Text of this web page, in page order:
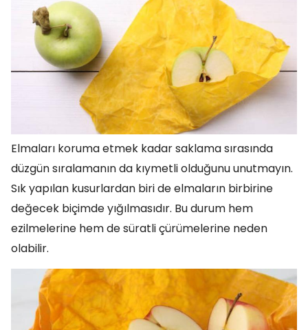
Elmaları koruma etmek kadar saklama sırasında
düzgün sıralamanın da kıymetli olduğunu unutmayın.
Sık yapılan kusurlardan biri de elmaların birbirine
değecek biçimde yığılmasıdır. Bu durum hem
ezilmelerine hem de süratli çürümelerine neden
olabilir.